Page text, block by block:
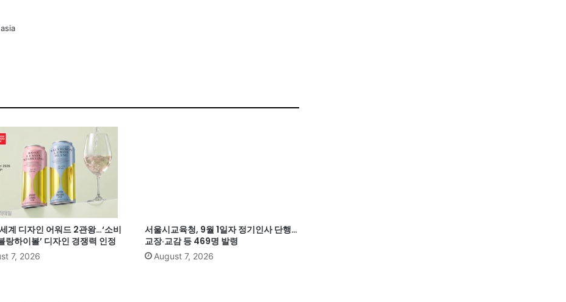
계 디자인 어워드 2관왕…‘소비
랑하이볼’ 디자인 경쟁력 인정
7, 2026
서울시교육청, 9월 1일자 정기인사 단행…
교장·교감 등 469명 발령
August 7, 2026